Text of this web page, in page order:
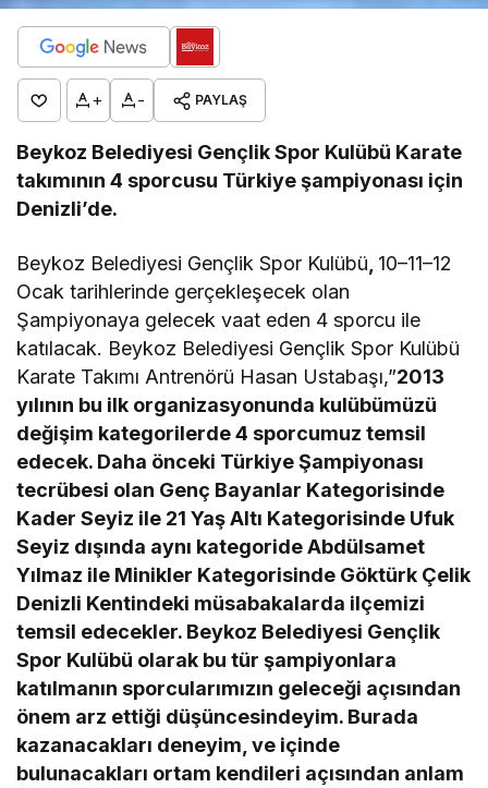
+ - PAYLAŞ
Beykoz Belediyesi Gençlik Spor Kulübü Karate
takımının 4 sporcusu Türkiye şampiyonası için
Denizli’de.
Beykoz Belediyesi Gençlik Spor Kulübü 10–11–12
Ocak tarihlerinde gerçekleşecek olan
Şampiyonaya gelecek vaat eden 4 sporcu ile
katılacak. Beykoz Belediyesi Gençlik Spor Kulübü
Karate Takımı Antrenörü Hasan Ustabaşı,”2013
yılının bu ilk organizasyonunda kulübümüzü
değişim kategorilerde 4 sporcumuz temsil
edecek. Daha önceki Türkiye Şampiyonası
tecrübesi olan Genç Bayanlar Kategorisinde
Kader Seyiz ile 21 Yaş Altı Kategorisinde Ufuk
Seyiz dışında aynı kategoride Abdülsamet
Yılmaz ile Minikler Kategorisinde Göktürk Çelik
Denizli Kentindeki müsabakalarda ilçemizi
temsil edecekler. Beykoz Belediyesi Gençlik
Spor Kulübü olarak bu tür şampiyonlara
katılmanın sporcularımızın geleceği açısından
önem arz ettiği düşüncesindeyim. Burada
kazanacakları deneyim, ve içinde
bulunacakları ortam kendileri açısından anlam